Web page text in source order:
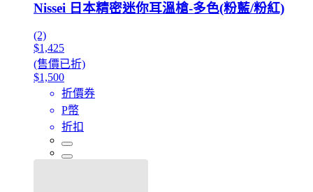
Nissei 日本精密迷你耳溫槍-多色(粉藍/粉紅)
(2)
$1,425
(售價已折)
$1,500
折價券
P幣
折扣